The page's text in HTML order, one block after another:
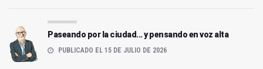
Paseando por la ciudad... y pensando en voz alta
PUBLICADO EL 15 DE JULIO DE 2026